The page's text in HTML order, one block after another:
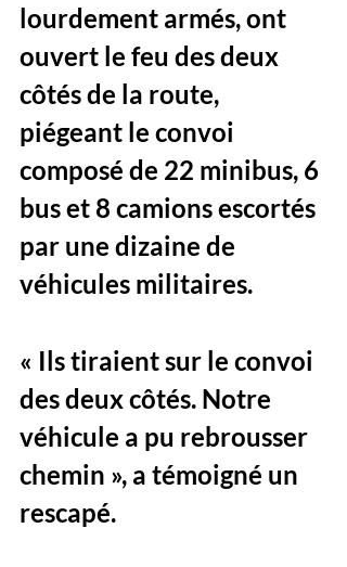
lourdement armés, ont
ouvert le feu des deux
côtés de la route,
piégeant le convoi
composé de 22 minibus, 6
bus et 8 camions escortés
par une dizaine de
véhicules militaires.
« Ils tiraient sur le convoi
des deux côtés. Notre
véhicule a pu rebrousser
chemin », a témoigné un
rescapé.